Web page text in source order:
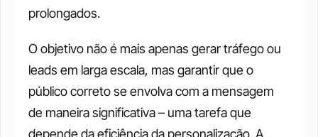
prolongados.
O objetivo não é mais apenas gerar tráfego ou
leads em larga escala, mas garantir que o
público correto se envolva com a mensagem
de maneira significativa – uma tarefa que
depende da eficiência da personalização. A